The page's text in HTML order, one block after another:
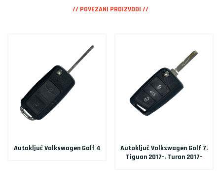
// POVEZANI PROIZVODI //
Autoključ Volkswagen Golf 4
Autoključ Volkswagen Golf 7,
Tiguan 2017-, Turan 2017-